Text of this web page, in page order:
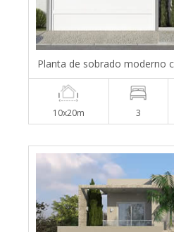
Planta de sobrado moderno
10x20m 3